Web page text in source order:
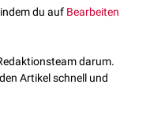
dass ein
du auf Bearbeiten
darum.
Artikel schnell und